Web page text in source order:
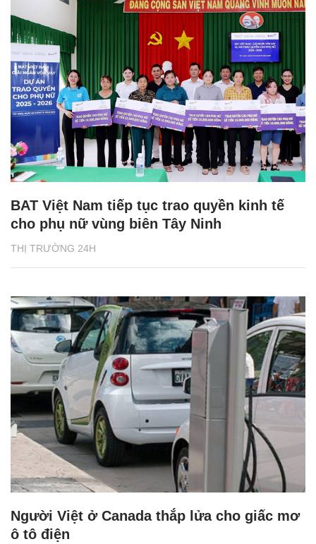
THỊ TRƯỜNG 24H
BAT Việt Nam tiếp tục trao quyền kinh tế
cho phụ nữ vùng biên Tây Ninh
Người Việt ở Canada thắp lửa cho giấc mơ
ô tô điện